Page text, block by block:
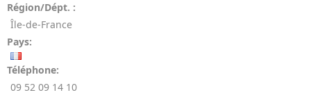
Région/Dépt. :
Île-de-France
Pays:
Téléphone:
09 52 09 14 10